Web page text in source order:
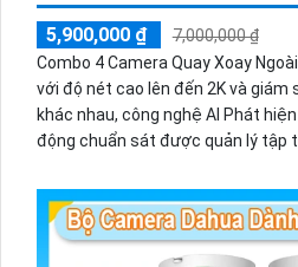
5,900,000 ₫
7,000,000 ₫
Combo 4 Camera Quay Xoay
với độ nét cao lên đến 2K và giám
khác nhau, công nghệ AI Phát
động chuẩn sát được quản lý tập